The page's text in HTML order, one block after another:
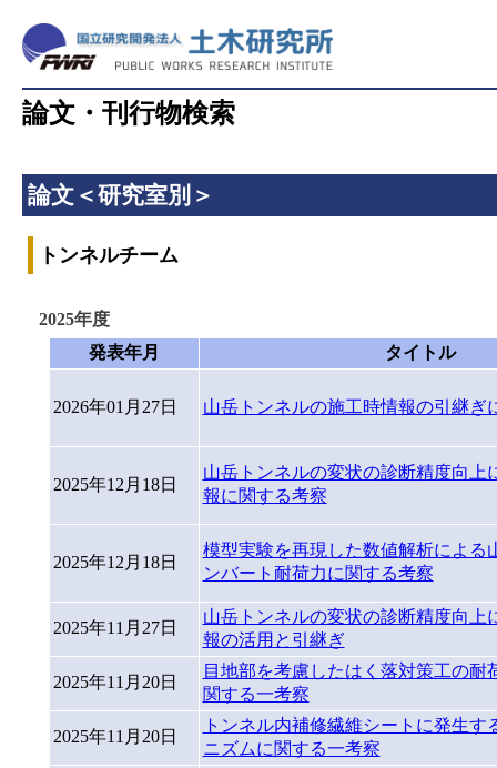
論文・刊行物検索
論文＜研究室別＞
トンネルチーム
2025年度
発表年月
タイトル
2026年01月27日 山岳トンネルの施工時情報の引継ぎ
2025年12月18日
山岳トンネルの変状の診断精度向上
報に関する考察
2025年12月18日
模型実験を再現した数値解析による
ンバート耐荷力に関する考察
2025年11月27日
山岳トンネルの変状の診断精度向上
報の活用と引継ぎ
2025年11月20日
目地部を考慮したはく落対策工の耐
関する一考察
2025年11月20日
トンネル内補修繊維シートに発生す
ニズムに関する一考察